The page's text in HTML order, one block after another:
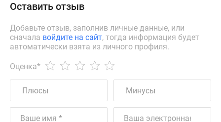
Оставить отзыв
Добавьте отзыв, заполнив личные данные, или
сначала войдите на сайт, тогда информация будет
автоматически взята из личного профиля.
Оценка*